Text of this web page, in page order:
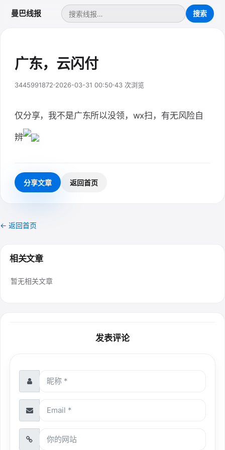
曼巴线报
广东，云闪付
3445991872 2026-03-31 00:50 43 次浏览
仅分享，我不是广东所以没领，wx扫，有无风险自
辨
分享文章 返回首页
← 返回首页
相关文章
暂无相关文章
发表评论